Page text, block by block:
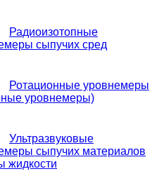
Радиоизотопные
сыпучих сред
Ротационные уровнемеры
уровнемеры)
Ультразвуковые
сыпучих материалов
жидкости